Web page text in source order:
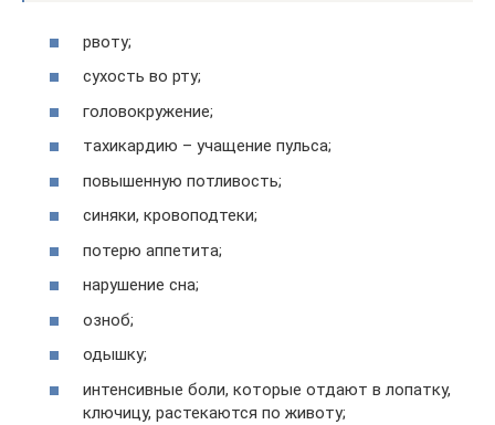
рвоту;
сухость во рту;
головокружение;
тахикардию – учащение пульса;
повышенную потливость;
синяки, кровоподтеки;
потерю аппетита;
нарушение сна;
озноб;
одышку;
интенсивные боли, которые отдают в лопатку,
ключицу, растекаются по животу;